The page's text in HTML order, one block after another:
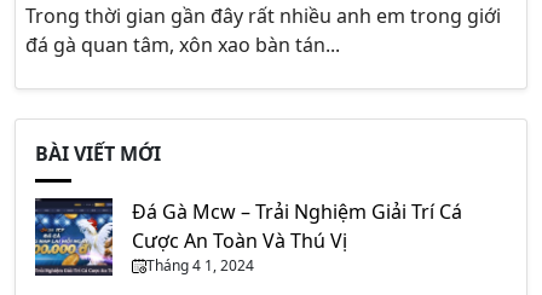
Trong thời gian gần đây rất nhiều anh em trong giới
đá gà quan tâm, xôn xao bàn tán...
BÀI VIẾT MỚI
Đá Gà Mcw – Trải Nghiệm Giải Trí Cá
Cược An Toàn Và Thú Vị
Tháng 4 1, 2024